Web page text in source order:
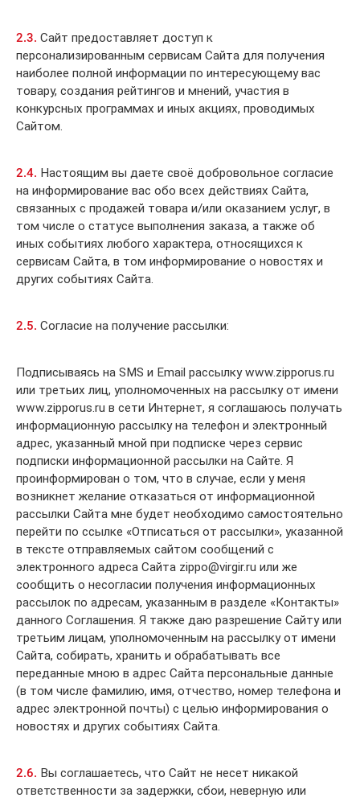
2.3. Сайт предоставляет доступ к
персонализированным сервисам Сайта для получения
наиболее полной информации по интересующему вас
товару, создания рейтингов и мнений, участия в
конкурсных программах и иных акциях, проводимых
Сайтом.
2.4. Настоящим вы даете своё добровольное согласие
на информирование вас обо всех действиях Сайта,
связанных с продажей товара и/или оказанием услуг, в
том числе о статусе выполнения заказа, а также об
иных событиях любого характера, относящихся к
сервисам Сайта, в том информирование о новостях и
других событиях Сайта.
2.5. Согласие на получение рассылки:
Подписываясь на SMS и Email рассылку www.zipporus.ru
или третьих лиц, уполномоченных на рассылку от имени
www.zipporus.ru в сети Интернет, я соглашаюсь получать
информационную рассылку на телефон и электронный
адрес, указанный мной при подписке через сервис
подписки информационной рассылки на Сайте. Я
проинформирован о том, что в случае, если у меня
возникнет желание отказаться от информационной
рассылки Сайта мне будет необходимо самостоятельно
перейти по ссылке «Отписаться от рассылки», указанной
в тексте отправляемых сайтом сообщений с
электронного адреса Сайта zippo@virgir.ru или же
сообщить о несогласии получения информационных
рассылок по адресам, указанным в разделе «Контакты»
данного Соглашения. Я также даю разрешение Сайту или
третьим лицам, уполномоченным на рассылку от имени
Сайта, собирать, хранить и обрабатывать все
переданные мною в адрес Сайта персональные данные
(в том числе фамилию, имя, отчество, номер телефона и
адрес электронной почты) с целью информирования о
новостях и других событиях Сайта.
2.6. Вы соглашаетесь, что Сайт не несет никакой
ответственности за задержки, сбои, неверную или